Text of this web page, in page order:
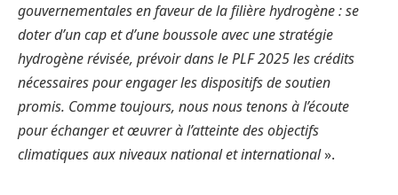
gouvernementales en faveur de la filière hydrogène : se
doter d’un cap et d’une boussole avec une stratégie
hydrogène révisée, prévoir dans le PLF 2025 les crédits
nécessaires pour engager les dispositifs de soutien
promis. Comme toujours, nous nous tenons à l’écoute
pour échanger et œuvrer à l’atteinte des objectifs
climatiques aux niveaux national et international».